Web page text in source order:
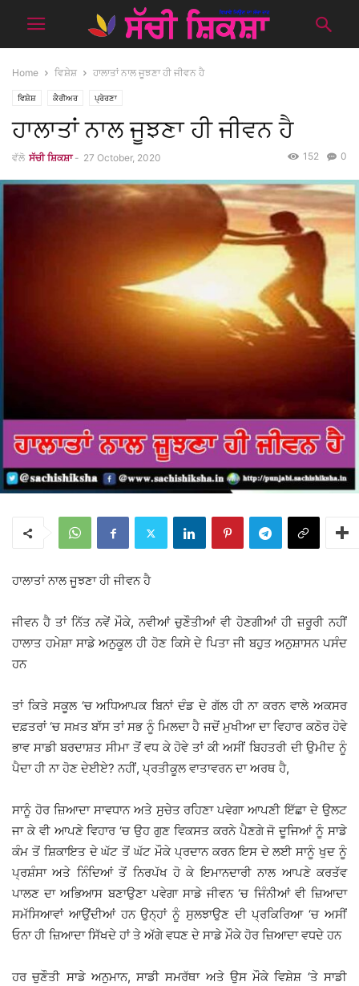
Home ਵਿਸ਼ੇਸ਼ ਹਾਲਾਤਾਂ ਨਾਲ ਜੂਝਣਾ ਹੀ ਜੀਵਨ ਹੈ
ਵਿਸ਼ੇਸ਼ ਕੈਰੀਅਰ ਪ੍ਰੇਰਣਾ
ਹਾਲਾਤਾਂ ਨਾਲ ਜੂਝਣਾ ਹੀ ਜੀਵਨ ਹੈ
ਵੱਲੋ ਸੱਚੀ ਸ਼ਿਕਸ਼ਾ - 27 October, 2020 0
152
ਹਾਲਾਤਾਂ ਨਾਲ ਜੂਝਣਾ ਹੀ ਜੀਵਨ ਹੈ
ਜੀਵਨ ਹੈ ਤਾਂ ਨਿੱਤ ਨਵੇਂ ਮੌਕੇ, ਨਵੀਆਂ ਚੁਣੌਤੀਆਂ ਵੀ ਹੋਣਗੀਆਂ ਹੀ ਜ਼ਰੂਰੀ ਨਹੀਂ
ਹਾਲਾਤ ਹਮੇਸ਼ਾ ਸਾਡੇ ਅਨੁਕੂਲ ਹੀ ਹੋਣ ਕਿਸੇ ਦੇ ਪਿਤਾ ਜੀ ਬਹੁਤ ਅਨੁਸ਼ਾਸਨ ਪਸੰਦ
ਹਨ
ਤਾਂ ਕਿਤੇ ਸਕੂਲ ‘ਚ ਅਧਿਆਪਕ ਬਿਨਾਂ ਦੰਡ ਦੇ ਗੱਲ ਹੀ ਨਾ ਕਰਨ ਵਾਲੇ ਅਕਸਰ
ਦਫ਼ਤਰਾਂ ‘ਚ ਸਖ਼ਤ ਬਾੱਸ ਤਾਂ ਸਭ ਨੂੰ ਮਿਲਦਾ ਹੈ ਜਦੋਂ ਮੁਖੀਆ ਦਾ ਵਿਹਾਰ ਕਠੋਰ ਹੋਵੇ
ਭਾਵ ਸਾਡੀ ਬਰਦਾਸ਼ਤ ਸੀਮਾ ਤੋਂ ਵਧ ਕੇ ਹੋਵੇ ਤਾਂ ਕੀ ਅਸੀਂ ਬਿਹਤਰੀ ਦੀ ਉਮੀਦ ਨੂੰ
ਪੈਦਾ ਹੀ ਨਾ ਹੋਣ ਦੇਈਏ? ਨਹੀਂ, ਪ੍ਰਤੀਕੂਲ ਵਾਤਾਵਰਨ ਦਾ ਅਰਥ ਹੈ,
ਸਾਨੂੰ ਹੋਰ ਜ਼ਿਆਦਾ ਸਾਵਧਾਨ ਅਤੇ ਸੁਚੇਤ ਰਹਿਣਾ ਪਵੇਗਾ ਆਪਣੀ ਇੱਛਾ ਦੇ ਉਲਟ
ਜਾ ਕੇ ਵੀ ਆਪਣੇ ਵਿਹਾਰ ‘ਚ ਉਹ ਗੁਣ ਵਿਕਸਤ ਕਰਨੇ ਪੈਣਗੇ ਜੋ ਦੂਜਿਆਂ ਨੂੰ ਸਾਡੇ
ਕੰਮ ਤੋਂ ਸ਼ਿਕਾਇਤ ਦੇ ਘੱਟ ਤੋਂ ਘੱਟ ਮੌਕੇ ਪ੍ਰਦਾਨ ਕਰਨ ਇਸ ਦੇ ਲਈ ਸਾਨੂੰ ਖੁਦ ਨੂੰ
ਪ੍ਰਸ਼ੰਸਾ ਅਤੇ ਨਿੰਦਿਆਂ ਤੋਂ ਨਿਰਪੱਖ ਹੋ ਕੇ ਇਮਾਨਦਾਰੀ ਨਾਲ ਆਪਣੇ ਕਰਤੱਵ
ਪਾਲਣ ਦਾ ਅਭਿਆਸ ਬਣਾਉਣਾ ਪਵੇਗਾ ਸਾਡੇ ਜੀਵਨ ‘ਚ ਜਿੰਨੀਆਂ ਵੀ ਜ਼ਿਆਦਾ
ਸਮੱਸਿਆਵਾਂ ਆਉਂਦੀਆਂ ਹਨ ਉਨ੍ਹਾਂ ਨੂੰ ਸੁਲਝਾਉਣ ਦੀ ਪ੍ਰਕਿਰਿਆ ‘ਚ ਅਸੀਂ
ਓਨਾ ਹੀ ਜ਼ਿਆਦਾ ਸਿੱਖਦੇ ਹਾਂ ਤੇ ਅੱਗੇ ਵਧਣ ਦੇ ਸਾਡੇ ਮੌਕੇ ਹੋਰ ਜ਼ਿਆਦਾ ਵਧਦੇ ਹਨ
ਹਰ ਚੁਣੌਤੀ ਸਾਡੇ ਅਨੁਮਾਨ, ਸਾਡੀ ਸਮਰੱਥਾ ਅਤੇ ਉਸ ਮੌਕੇ ਵਿਸ਼ੇਸ਼ ‘ਤੇ ਸਾਡੀ